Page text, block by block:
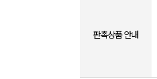
판촉상품 안내